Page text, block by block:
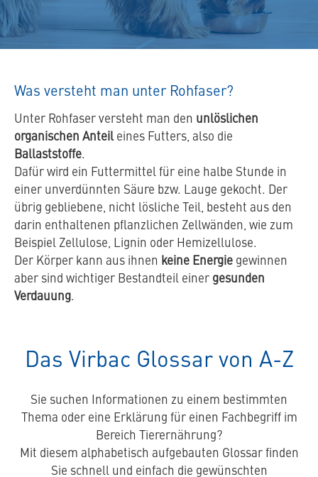
Was versteht man unter Rohfaser?
Unter Rohfaser versteht man den unlöslichen
organischen Anteileines Futters, also die
Ballaststoffe.
Dafür wird ein Futtermittel für eine halbe Stunde in
einer unverdünnten Säure bzw. Lauge gekocht. Der
übrig gebliebene, nicht lösliche Teil, besteht aus den
darin enthaltenen pflanzlichen Zellwänden, wie zum
Beispiel Zellulose, Lignin oder Hemizellulose.
Der Körper kann aus ihnen keine Energie gewinnen
aber sind wichtiger Bestandteil einer gesunden
Verdauung.
Das Virbac Glossar von A-Z
Sie suchen Informationen zu einem bestimmten
Thema oder eine Erklärung für einen Fachbegriff im
Bereich Tierernährung?
Mit diesem alphabetisch aufgebauten Glossar finden
Sie schnell und einfach die gewünschten